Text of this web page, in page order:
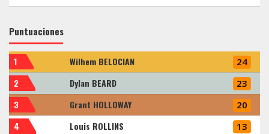
Puntuaciones
1 Wilhem BELOCIAN 24
2 Dylan BEARD 23
3 Grant HOLLOWAY 20
4 Louis ROLLINS 13